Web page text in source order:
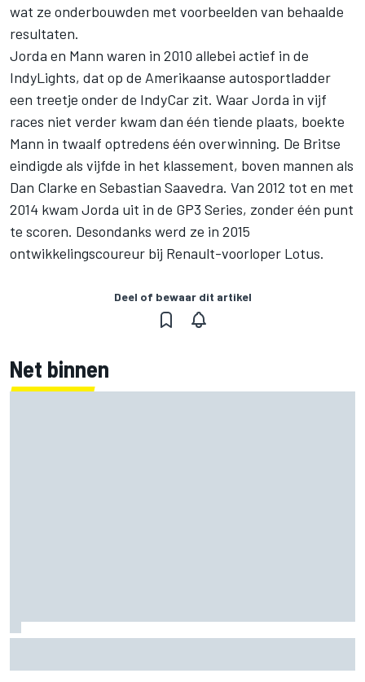
wat ze onderbouwden met voorbeelden van behaalde
resultaten.
Jorda en Mann waren in 2010 allebei actief in de
IndyLights, dat op de Amerikaanse autosportladder
een treetje onder de IndyCar zit. Waar Jorda in vijf
races niet verder kwam dan één tiende plaats, boekte
Mann in twaalf optredens één overwinning. De Britse
eindigde als vijfde in het klassement, boven mannen als
Dan Clarke en Sebastian Saavedra. Van 2012 tot en met
2014 kwam Jorda uit in de GP3 Series, zonder één punt
te scoren. Desondanks werd ze in 2015
ontwikkelingscoureur bij Renault-voorloper Lotus.
Deel of bewaar dit artikel
Net binnen